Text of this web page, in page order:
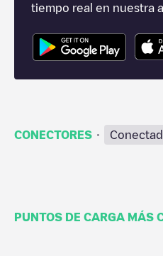
tiempo real en nuestra
CONECTORES ·
PUNTOS DE CARGA MÁS